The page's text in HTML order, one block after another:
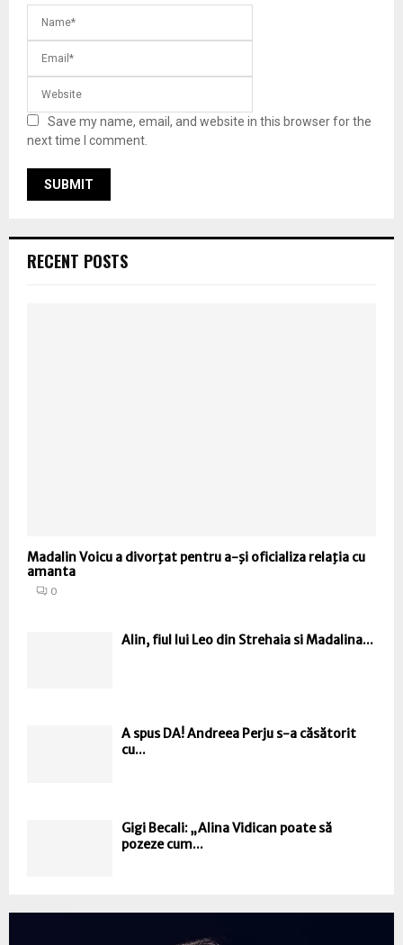
Save my name, email, and website in this browser for the
next time I comment.
RECENT POSTS
Madalin Voicu a divorţat pentru a-şi oficializa relaţia cu
amanta
0
Alin, fiul lui Leo din Strehaia si Madalina...
A spus DA! Andreea Perju s-a căsătorit
cu...
Gigi Becali: „Alina Vidican poate să
pozeze cum...